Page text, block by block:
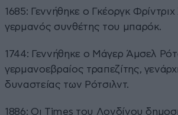
1685: Γεννήθηκε ο Γκέοργκ Φρίντριχ
γερμανός συνθέτης του μπαρόκ.
1744: Γεννήθηκε ο Μάγερ Άμσελ
γερμανοεβραίος τραπεζίτης,
δυναστείας των Ρότσιλντ.
1886: Οι Times του Λονδίνου